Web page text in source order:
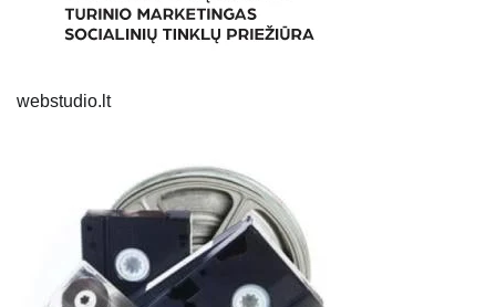
webstudio.lt